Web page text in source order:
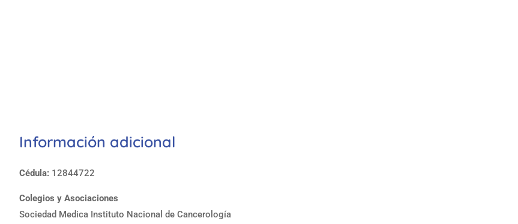
Información adicional
Cédula:12844722
Colegios y Asociaciones
Sociedad Medica Instituto Nacional de Cancerología